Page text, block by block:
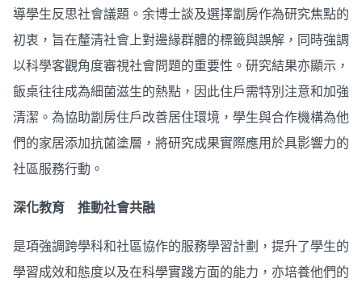
導學生反思社會議題。余博士談及選擇劏房作為研究焦點的
初衷，旨在釐清社會上對邊緣群體的標籤與誤解，同時強調
以科學客觀角度審視社會問題的重要性。研究結果亦顯示，
飯桌往往成為細菌滋生的熱點，因此住戶需特別注意和加強
清潔。為協助劏房住戶改善居住環境，學生與合作機構為他
們的家居添加抗菌塗層，將研究成果實際應用於具影響力的
社區服務行動。
深化教育 推動社會共融
是項強調跨學科和社區協作的服務學習計劃，提升了學生的
學習成效和態度以及在科學實踐方面的能力，亦培養他們的